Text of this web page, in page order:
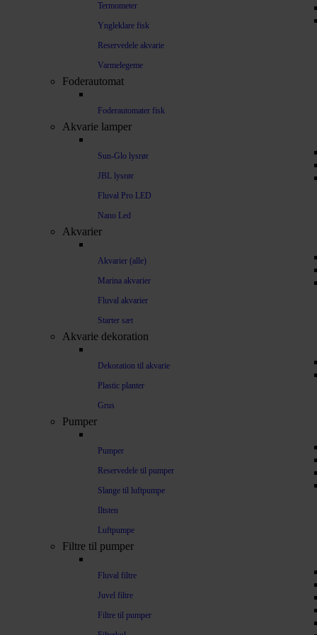
Termometer
Yngleklare fisk
Reservedele akvarie
Varmelegeme
Foderautomat
Foderautomater fisk
Akvarie lamper
Sun-Glo lysrør
JBL lysrør
Fluval Pro LED
Nano Led
Akvarier
Akvarier (alle)
Marina akvarier
Fluval akvarier
Starter sæt
Akvarie dekoration
Dekoration til akvarie
Plastic planter
Grus
Pumper
Pumper
Reservedele til pumper
Slange til luftpumpe
Iltsten
Luftpumpe
Filtre til pumper
Fluval filtre
Juvel filtre
Filtre til pumper